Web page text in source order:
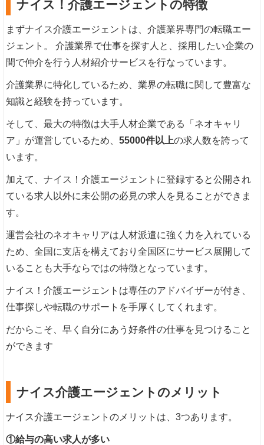
ナイス！介護エージェントの特徴
まずナイス介護エージェントは、介護業界専門の転職エー
ジェント。 介護業界で仕事を探す人と、採用したい企業の
間で仲介を行う人材紹介サービスを行なっています。
介護業界に特化しているため、業界の転職に関して豊富な
知識と経験を持っています。
そして、最大の特徴は大手人材企業である「ネオキャリ
ア」が運営しているため、55000件以上の求人数を誇って
います。
加えて、ナイス！介護エージェントに登録すると公開され
ている求人以外に未公開の必見の求人を見ることができま
す。
運営会社のネオキャリアは人材派遣に強く力を入れている
ため、全国に支店を構えており全国区にサービス展開して
いることも大手ならではの特徴となっています。
ナイス！介護エージェントは専任のアドバイザーが付き、
仕事探しや転職のサポートを手厚くしてくれます。
だからこそ、早く自分にあう好条件の仕事を見つけること
ができます
ナイス介護エージェントのメリット
ナイス介護エージェントのメリットは、3つあります。
①給与の高い求人が多い